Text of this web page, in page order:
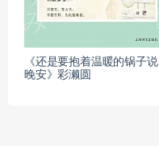
《还是要抱着温暖的锅子说
晚安》彩濑圆